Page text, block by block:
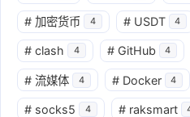
# 加密货币 4 # USDT 4
# clash 4 # GitHub 4
# 流媒体 4 # Docker 4
# socks5 4 # raksmart